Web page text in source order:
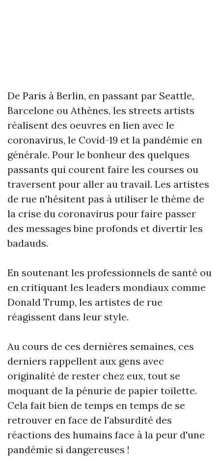
De Paris à Berlin, en passant par Seattle,
Barcelone ou Athènes, les streets artists
réalisent des oeuvres en lien avec le
coronavirus, le Covid-19 et la pandémie en
générale. Pour le bonheur des quelques
passants qui courent faire les courses ou
traversent pour aller au travail. Les artistes
de rue n'hésitent pas à utiliser le thème de
la crise du coronavirus pour faire passer
des messages bine profonds et divertir les
badauds.
En soutenant les professionnels de santé ou
en critiquant les leaders mondiaux comme
Donald Trump, les artistes de rue
réagissent dans leur style.
Au cours de ces dernières semaines, ces
derniers rappellent aux gens avec
originalité de rester chez eux, tout se
moquant de la pénurie de papier toilette.
Cela fait bien de temps en temps de se
retrouver en face de l'absurdité des
réactions des humains face à la peur d'une
pandémie si dangereuses !